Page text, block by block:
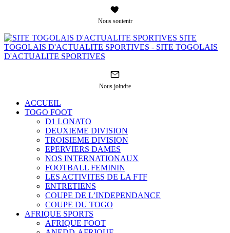
Nous soutenir
SITE
TOGOLAIS D'ACTUALITE SPORTIVES - SITE TOGOLAIS
D'ACTUALITE SPORTIVES
Nous joindre
ACCUEIL
TOGO FOOT
D1 LONATO
DEUXIEME DIVISION
TROISIEME DIVISION
EPERVIERS DAMES
NOS INTERNATIONAUX
FOOTBALL FEMININ
LES ACTIVITES DE LA FTF
ENTRETIENS
COUPE DE L’INDEPENDANCE
COUPE DU TOGO
AFRIQUE SPORTS
AFRIQUE FOOT